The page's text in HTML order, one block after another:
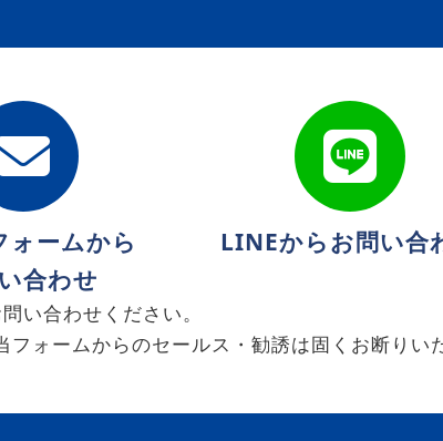
ォームから
合わせ
LINEからお問い合
い合わせください。
ォームからのセールス・勧誘は固くお断りい